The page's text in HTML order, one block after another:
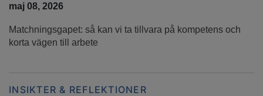
maj 08, 2026
Matchningsgapet: så kan vi ta tillvara på kompetens och
korta vägen till arbete
INSIKTER & REFLEKTIONER